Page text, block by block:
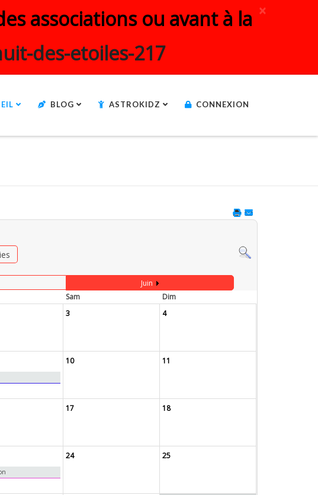
×
associations ou avant à la
des-etoiles-217
BLOG ASTROKIDZ CONNEXION
Juin
Sam
Dim
3 4
10 11
17 18
24 25